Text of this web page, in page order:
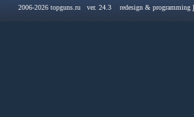
2006-2026 topguns.ru ver. 24.3 redesign & programming